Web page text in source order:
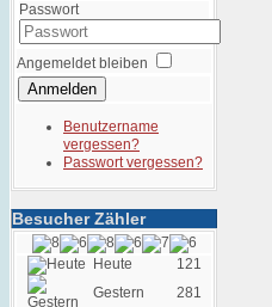
Passwort
Angemeldet bleiben
Anmelden
Benutzername
vergessen?
Passwort vergessen?
Besucher Zähler
Heute
121
Gestern
281